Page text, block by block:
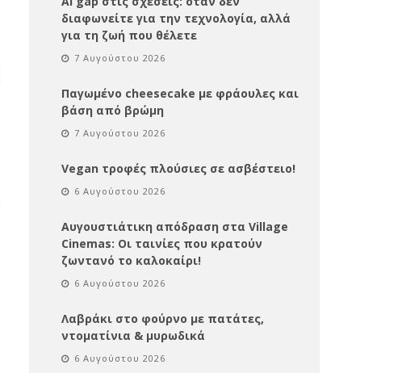
διαφωνείτε για την τεχνολογία, αλλά
για τη ζωή που θέλετε
7 Αυγούστου 2026
Παγωμένο cheesecake με φράουλες και
βάση από βρώμη
7 Αυγούστου 2026
Vegan τροφές πλούσιες σε ασβέστειο!
6 Αυγούστου 2026
Αυγουστιάτικη απόδραση στα Village
Cinemas: Οι ταινίες που κρατούν
ζωντανό το καλοκαίρι!
6 Αυγούστου 2026
Λαβράκι στο φούρνο με πατάτες,
ντοματίνια & μυρωδικά
6 Αυγούστου 2026